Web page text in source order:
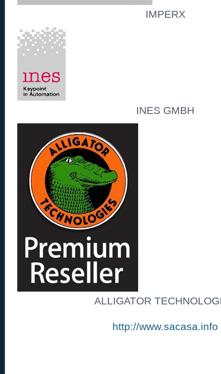
IMPERX
INES GMBH
ALLIGATOR
http://www.sacasa.info